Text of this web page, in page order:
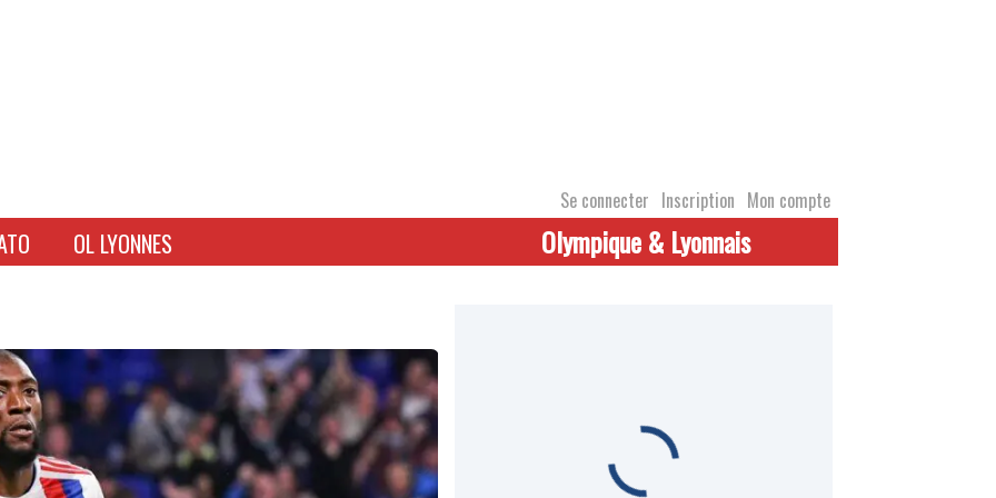
Se connecter Inscription Mon compte
OL LYONNES Olympique & Lyonnais